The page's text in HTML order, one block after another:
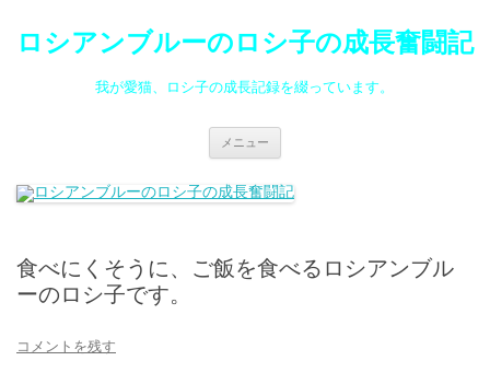
ロシアンブルーのロシ子の成長奮闘記
我が愛猫、ロシ子の成長記録を綴っています。
メニュー
ン
ツ
プ
食べにくそうに、ご飯を食べるロシアンブル
ーのロシ子です。
コメントを残す